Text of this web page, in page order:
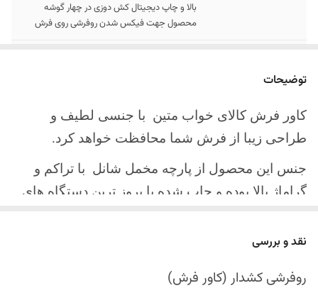
بالا و چاپ دیجیتال کش دوزی در چهار گوشه
محصول جهت فیکس شدن روفرشی روی فرش
ارسال کالا
آینده
توضیحات
کاور فرش کالای خواب متین با جنسی لطیف و
طراحی زیبا از فرش شما محافظت خواهد کرد.
جنس این محصول از پارچه مخمل شانل با تراکم و
گراماژ بالا بوده و چاپ شده با بروز ترین دستگاه های
چهار گوشه این محصول با کش باکیفیت دوخته‌شده
نقد و بررسی
روفرشی کشدار (کاور فرش)